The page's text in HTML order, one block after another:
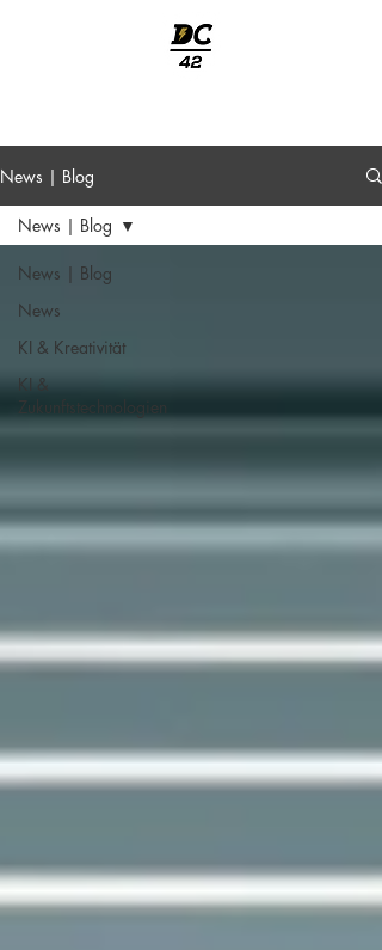
News | Blog
News | Blog
News
KI & Kreativität
KI &
Zukunftstechnologien
News | Blog